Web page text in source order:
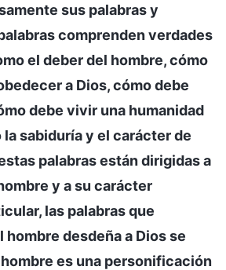
sus palabras y
comprenden verdades
el deber del hombre, cómo
a Dios, cómo debe
debe vivir una humanidad
la sabiduría y el carácter de
palabras están dirigidas a
y a su carácter
las palabras que
hombre desdeña a Dios se
es una personificación